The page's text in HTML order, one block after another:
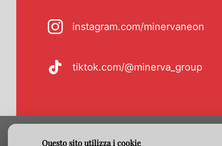
instagram.com/minervaneon
tiktok.com/@minerva_group
Questo sito utilizza i cookie